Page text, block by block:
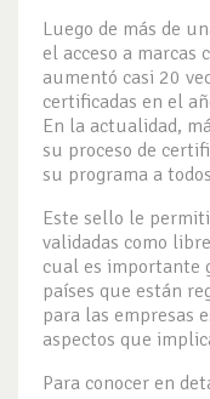
Luego de más de
el acceso a
aumentó casi 20
certificadas en el
En la actualidad,
su proceso de
su programa a
Este sello le
validadas como
cual es importante
países que están
para las empresas
aspectos que
Para conocer en